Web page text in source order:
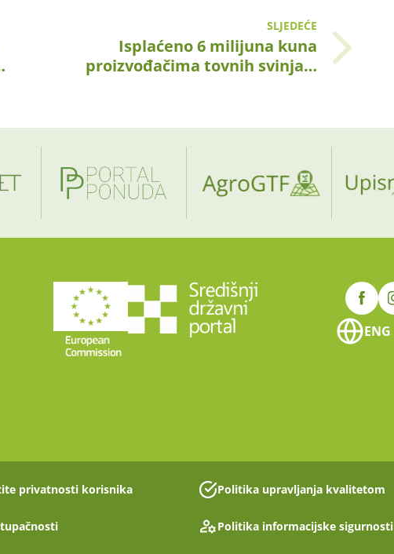
SLJEDEĆE
Isplaćeno 6 milijuna kuna
proizvođačima tovnih svinja…
ENG
privatnosti korisnika Politika upravljanja kvalitetom
Politika informacijske sigurnosti